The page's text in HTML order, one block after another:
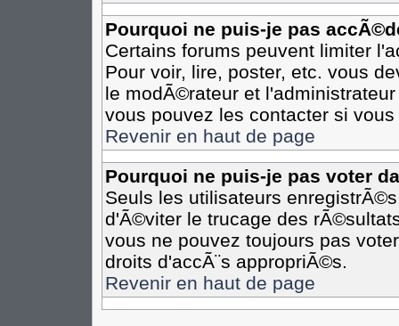
Pourquoi ne puis-je pas
Certains forums peuvent limiter
Pour voir, lire, poster, etc. vous
le modÃ©rateur et
vous pouvez les contacter si
Revenir en haut de page
Pourquoi ne puis-je pas voter
Seuls les utilisateurs
d'Ã©viter le trucage des
vous ne pouvez toujours pas
droits d'accÃ¨s appropriÃ©s.
Revenir en haut de page